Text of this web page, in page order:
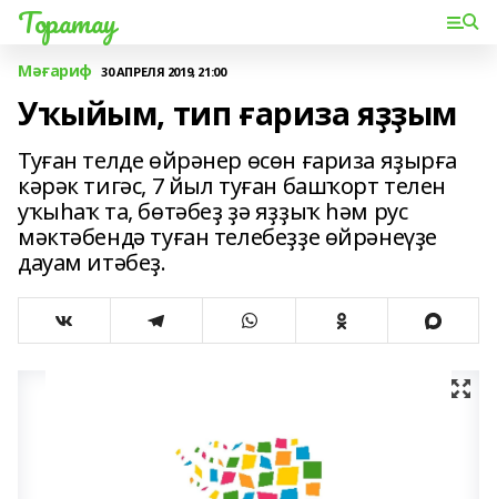
Торатау
Мәғариф 30 АПРЕЛЯ 2019, 21:00
Уҡыйым, тип ғариза яҙҙым
Туған телде өйрәнер өсөн ғариза яҙырға
кәрәк тигәс, 7 йыл туған башҡорт телен
уҡыһаҡ та, бөтәбеҙ ҙә яҙҙыҡ һәм рус
мәктәбендә туған телебеҙҙе өйрәнеүҙе
дауам итәбеҙ.